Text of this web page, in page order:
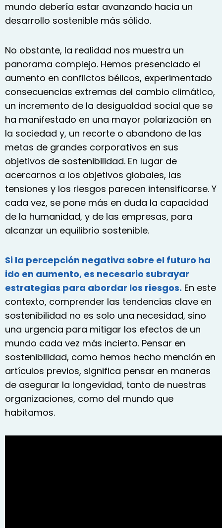
mundo debería estar avanzando hacia un
desarrollo sostenible más sólido.
No obstante, la realidad nos muestra un
panorama complejo. Hemos presenciado el
aumento en conflictos bélicos, experimentado
consecuencias extremas del cambio climático,
un incremento de la desigualdad social que se
ha manifestado en una mayor polarización en
la sociedad y, un recorte o abandono de las
metas de grandes corporativos en sus
objetivos de sostenibilidad. En lugar de
acercarnos a los objetivos globales, las
tensiones y los riesgos parecen intensificarse. Y
cada vez, se pone más en duda la capacidad
de la humanidad, y de las empresas, para
alcanzar un equilibrio sostenible.
Si la percepción negativa sobre el futuro ha
ido en aumento, es necesario subrayar
estrategias para abordar los riesgos. En este
contexto, comprender las tendencias clave en
sostenibilidad no es solo una necesidad, sino
una urgencia para mitigar los efectos de un
mundo cada vez más incierto. Pensar en
sostenibilidad, como hemos hecho mención en
artículos previos, significa pensar en maneras
de asegurar la longevidad, tanto de nuestras
organizaciones, como del mundo que
habitamos.